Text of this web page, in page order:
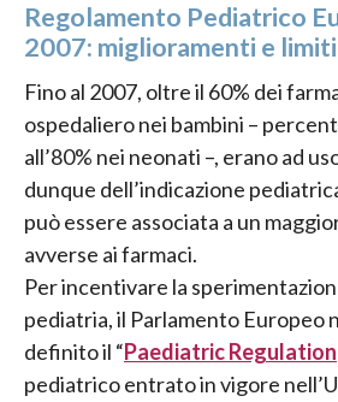
Regolamento Pediatrico
2007: miglioramenti e limiti
Fino al 2007, oltre il 60% dei
ospedaliero nei bambini –
all’80% nei neonati –, erano ad
dunque dell’indicazione
può essere associata a un
avverse ai farmaci.
Per incentivare la
pediatria, il Parlamento Europeo
definito il “Paediatric Regulation
pediatrico entrato in vigore